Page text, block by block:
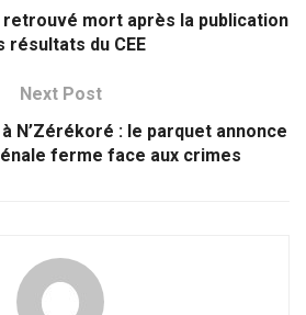
retrouvé mort après la publication
résultats du CEE
Next Post
N’Zérékoré : le parquet annonce
ferme face aux crimes